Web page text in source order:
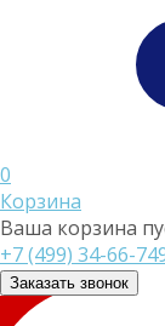
0
Корзина
Ваша корзина
+7 (499) 34-66-
Заказать звонок